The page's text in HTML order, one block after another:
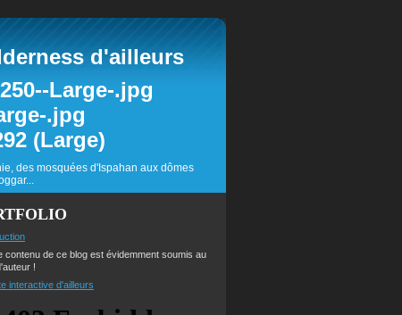
d'ailleurs
des mosquées d'Ispahan aux dômes
contenu de ce blog est évidemment soumis au
!
interactive d'ailleurs